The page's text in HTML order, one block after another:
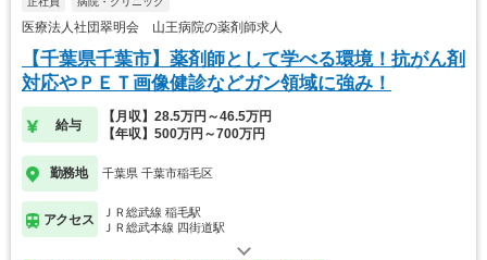
医療法人社団翠明会 山王病院の薬剤師求人
【千葉県千葉市】薬剤師として学べる環境！抗がん剤
対応やＰＥＴ画像健診などガン領域に強み！
給与
【月収】28.5万円～46.5万円
【年収】500万円～700万円
勤務地 千葉県 千葉市稲毛区
アクセス
ＪＲ総武線 稲毛駅
ＪＲ総武本線 四街道駅